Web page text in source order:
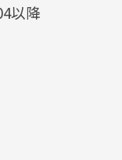
以降